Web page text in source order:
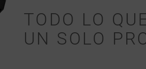
TODO LO
UN SOLO